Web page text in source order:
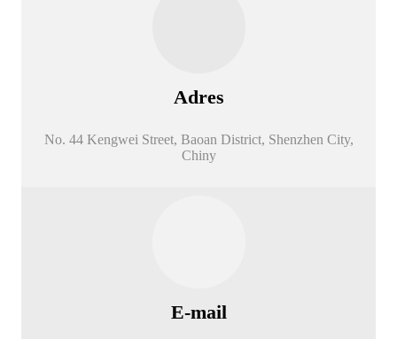
Adres
No. 44 Kengwei Street, Baoan District, Shenzhen City,
Chiny
E-mail